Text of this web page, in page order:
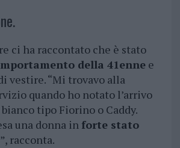
ci ha raccontato che è stato
della 41ennee
vestire. “Mi trovavo alla
quando ho notato l’arrivo
tipo Fiorino o Caddy.
una donna in forte stato
”, racconta.